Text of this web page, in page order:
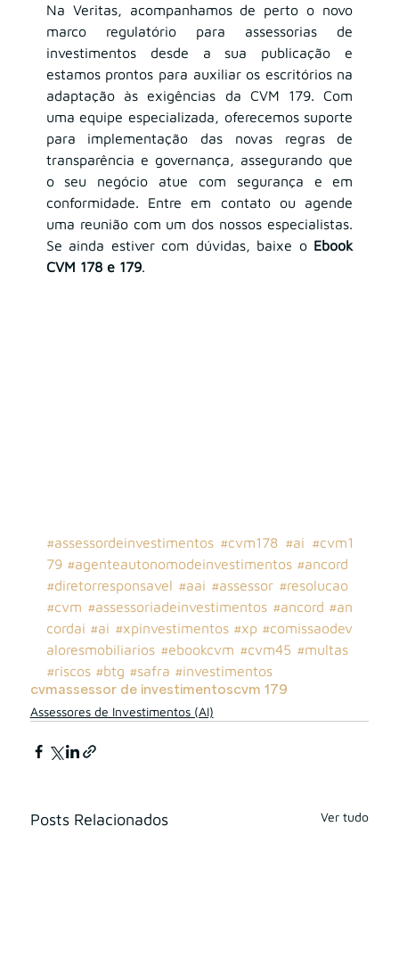
Na Veritas, acompanhamos de perto o novo
marco regulatório para assessorias de
investimentos desde a sua publicação e
estamos prontos para auxiliar os escritórios na
adaptação às exigências da CVM 179. Com
uma equipe especializada, oferecemos suporte
para implementação das novas regras de
transparência e governança, assegurando que
o seu negócio atue com segurança e em
conformidade. Entre em contato ou agende
uma reunião com um dos nossos especialistas.
Se ainda estiver com dúvidas, baixe o Ebook
CVM 178 e 179.
#assessordeinvestimentos #cvm178 #ai #cvm1
79 #agenteautonomodeinvestimentos #ancord
#diretorresponsavel #aai #assessor #resolucao
#cvm #assessoriadeinvestimentos #ancord #an
cordai #ai #xpinvestimentos #xp #comissaodev
aloresmobiliarios #ebookcvm #cvm45 #multas
#riscos #btg #safra #investimentos
cvmassessor de investimentoscvm 179
Assessores de Investimentos (AI)
Posts Relacionados Ver tudo